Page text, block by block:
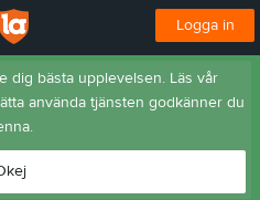
Logga in
dig bästa upplevelsen. Läs vår
använda tjänsten godkänner du